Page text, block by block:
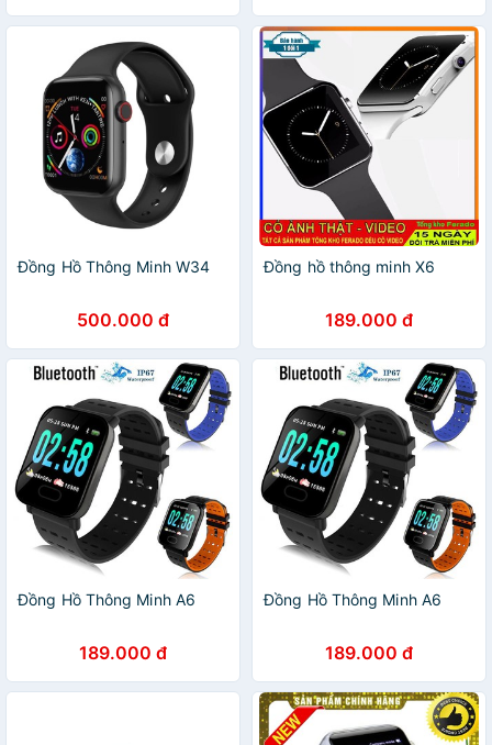
Đồng Hồ Thông Minh W34
500.000 đ
Đồng hồ thông minh X6
189.000 đ
Đồng Hồ Thông Minh A6
189.000 đ
Đồng Hồ Thông Minh A6
189.000 đ